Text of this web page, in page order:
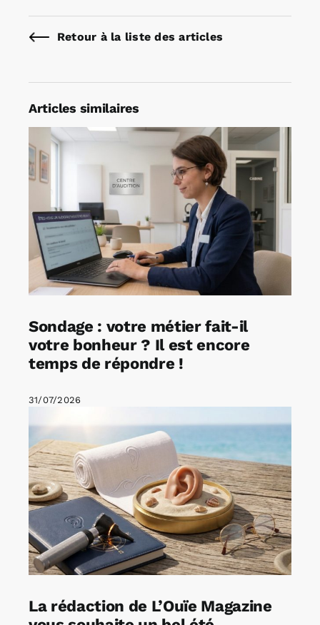
Retour à la liste des articles
Articles similaires
Sondage : votre métier fait-il
votre bonheur ? Il est encore
temps de répondre !
31/07/2026
La rédaction de L’Ouïe Magazine